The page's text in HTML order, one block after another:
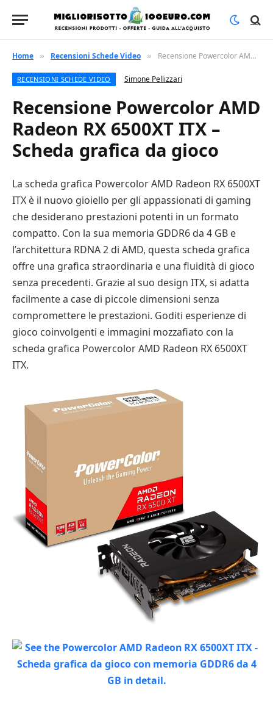
Home » Recensioni Schede Video » Recensione Powercolor AMD Radeon RX 6500XT ITX – Scheda grafica da gioco
RECENSIONI SCHEDE VIDEO Simone Pellizzari
Recensione Powercolor AMD
Radeon RX 6500XT ITX –
Scheda grafica da gioco
La scheda grafica Powercolor AMD Radeon RX 6500XT
ITX è il nuovo gioiello per gli appassionati di gaming
che desiderano prestazioni potenti in un formato
compatto. Con la sua memoria GDDR6 da 4 GB e
l’architettura RDNA 2 di AMD, questa scheda grafica
offre una grafica straordinaria e una fluidità di gioco
senza precedenti. Grazie al suo design ITX, si adatta
facilmente a case di piccole dimensioni senza
compromettere le prestazioni. Goditi esperienze di
gioco coinvolgenti e immagini mozzafiato con la
scheda grafica Powercolor AMD Radeon RX 6500XT
ITX.